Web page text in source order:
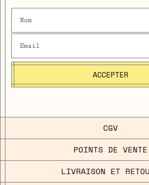
ACCEPTER
CGV
POINTS DE VENTE
LIVRAISON ET